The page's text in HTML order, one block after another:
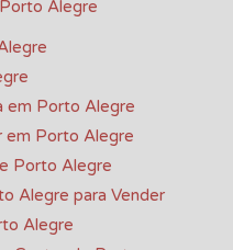
Alegre
em Porto Alegre
em Porto Alegre
Porto Alegre
Alegre para Vender
Alegre